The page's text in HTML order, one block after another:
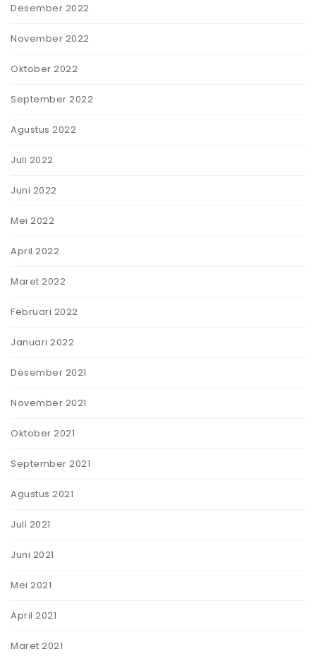
Desember 2022
November 2022
Oktober 2022
September 2022
Agustus 2022
Juli 2022
Juni 2022
Mei 2022
April 2022
Maret 2022
Februari 2022
Januari 2022
Desember 2021
November 2021
Oktober 2021
September 2021
Agustus 2021
Juli 2021
Juni 2021
Mei 2021
April 2021
Maret 2021